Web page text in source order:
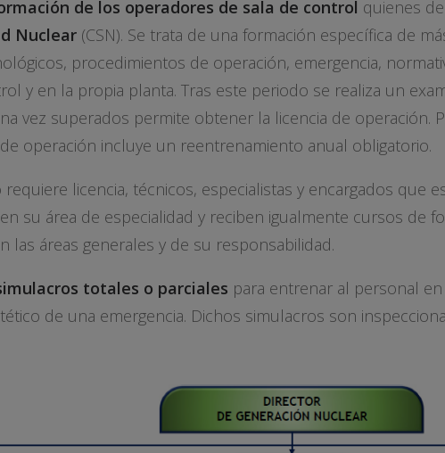
de los operadores de sala de control quienes
Nuclear (CSN). Se trata de una formación específica de
procedimientos de operación, emergencia,
y en la propia planta. Tras este periodo se realiza un
vez superados permite obtener la licencia de operación.
operación incluye un reentrenamiento anual obligatorio.
licencia, técnicos, especialistas y encargados que
su área de especialidad y reciben igualmente cursos de
las áreas generales y de su responsabilidad.
totales o parciales para entrenar al personal
de una emergencia. Dichos simulacros son